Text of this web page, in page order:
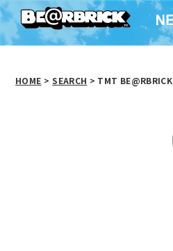
HOME > SEARCH > TMT BE@RBRICK